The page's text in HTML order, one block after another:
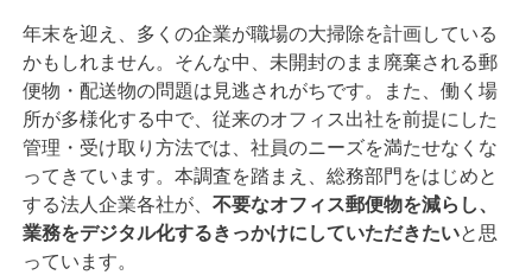
年末を迎え、多くの企業が職場の⼤掃除を計画している
かもしれません。そんな中、未開封のまま廃棄される郵
便物・配送物の問題は⾒逃されがちです。また、働く場
所が多様化する中で、従来のオフィス出社を前提にした
管理・受け取り⽅法では、社員のニーズを満たせなくな
ってきています。本調査を踏まえ、総務部⾨をはじめと
する法⼈企業各社が、 不要なオフィス郵便物を減らし、
業務をデジタル化するきっかけにしていただきたいと思
っています。